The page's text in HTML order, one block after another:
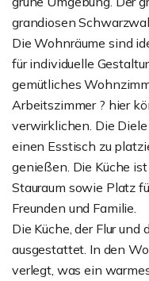
grandiosen
Die Wohnräume sind
für individuelle
gemütliches
Arbeitszimmer ? hier
verwirklichen. Die
einen Esstisch zu
genießen. Die Küche
Stauraum sowie Platz
Freunden und Familie.
Die Küche, der Flur
ausgestattet. In den
verlegt, was ein